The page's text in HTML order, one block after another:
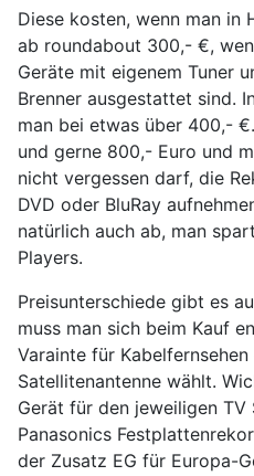
Diese kosten, wenn man in
ab roundabout 300,- €,
Geräte mit eigenem Tuner
Brenner ausgestattet sind.
man bei etwas über 400,-
und gerne 800,- Euro und
nicht vergessen darf, die
DVD oder BluRay
natürlich auch ab, man
Players.
Preisunterschiede gibt es
muss man sich beim Kauf
Varainte für
Satellitenantenne wählt.
Gerät für den jeweiligen TV
Panasonics
der Zusatz EG für Europa-